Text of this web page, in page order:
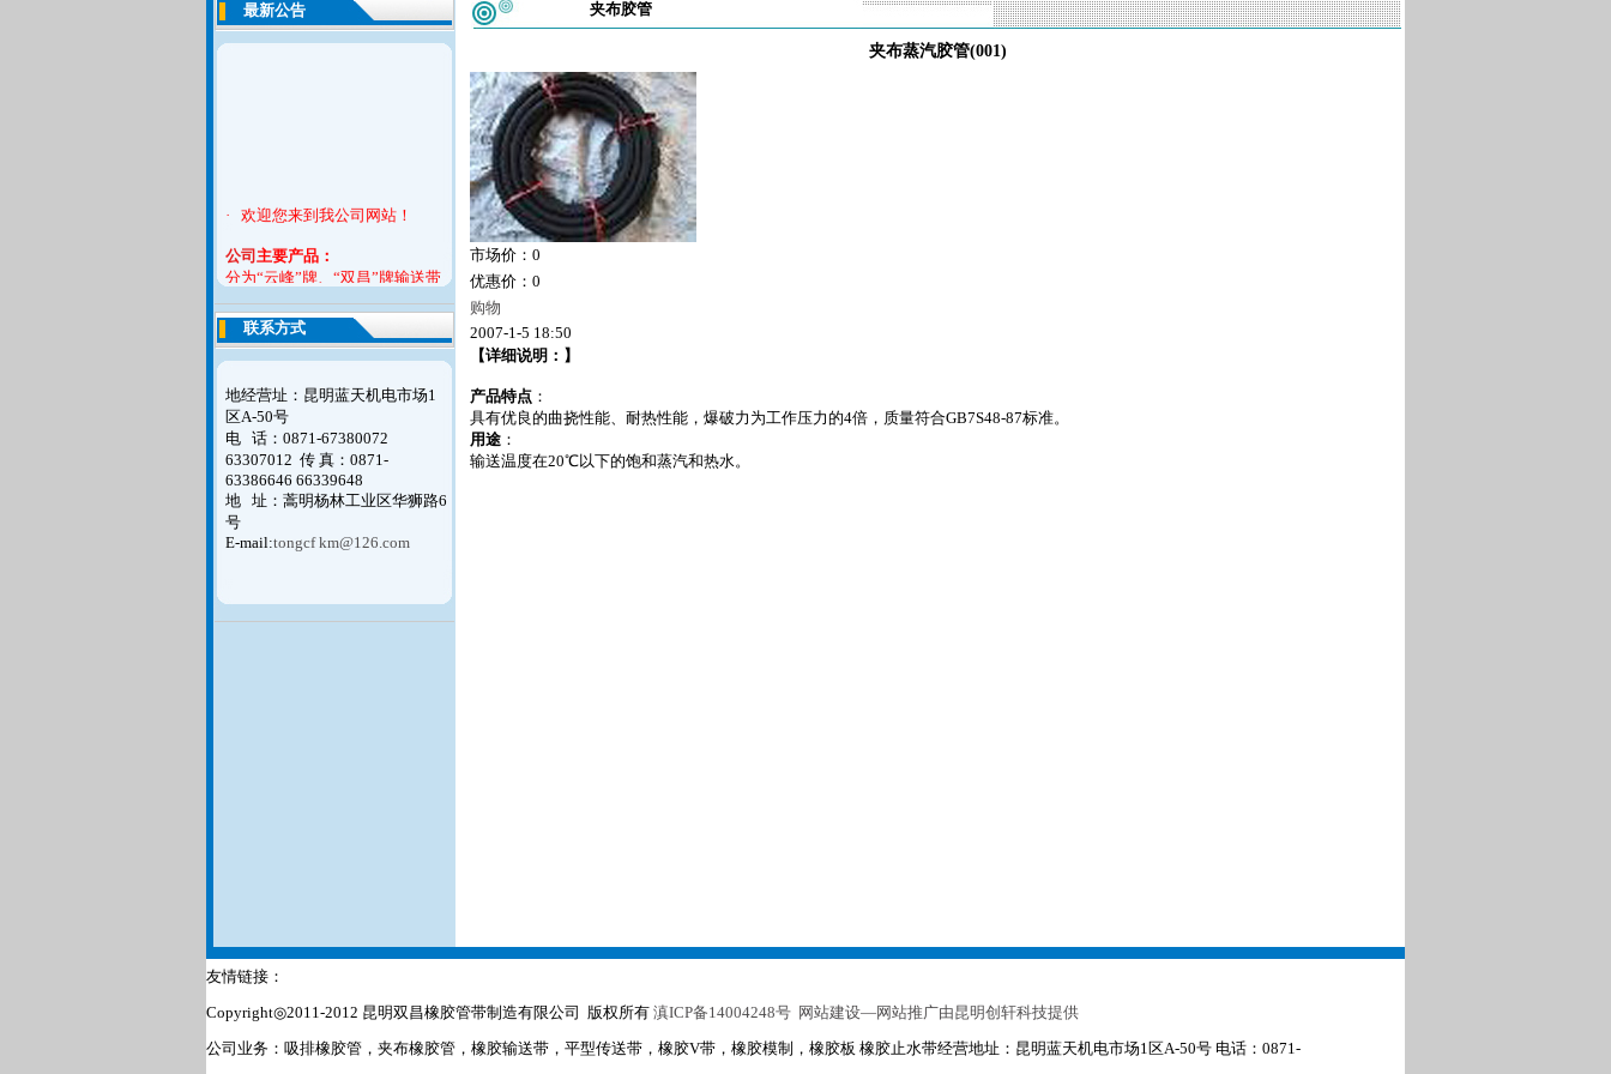
最新公告
· 欢迎您来到我公司网站！
公司主要产品：
分为“云峰”牌、“双昌”牌输送带
列，耐酸碱胶管系列，平型传送
带系列，橡胶V带系列，橡胶止
水带，模制品系列六大产品。
如您对我们的意见请联系告之我
们，谢谢！
联系方式
地经营址：昆明蓝天机电市场1
区A-50号
电 话：0871-67380072
63307012 传 真：0871-
63386646 66339648
地 址：蒿明杨林工业区华狮路6
号
E-mail:tongcf km@126.com
夹布胶管
夹布蒸汽胶管(001)
市场价：0
优惠价：0
购物
2007-1-5 18:50
【详细说明：】
产品特点 ：
具有优良的曲挠性能、耐热性能，爆破力为工作压力的4倍，质量符合GB7S48-87标准。
用途 ：
输送温度在20℃以下的饱和蒸汽和热水。
友情链接：
Copyright◎2011-2012 昆明双昌橡胶管带制造有限公司 版权所有 滇ICP备14004248号 网站建设—网站推广由昆明创轩科技提供
公司业务：吸排橡胶管，夹布橡胶管，橡胶输送带，平型传送带，橡胶V带，橡胶模制， 橡胶板 橡胶止水带经营地址：昆明蓝天机电市场1区A-50号 电话：0871-